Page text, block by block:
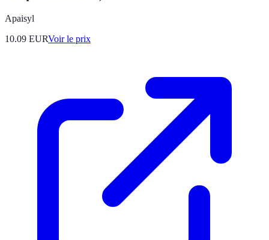
Apaisyl
10.09 EURVoir le prix